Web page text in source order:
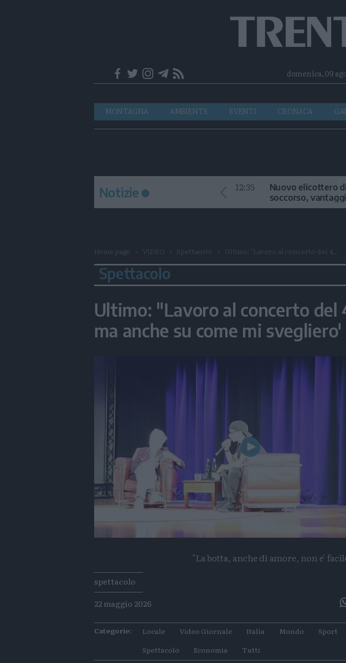
Telegram
RSS
domenica, 09
Navigazione
principale
MONTAGNA AMBIENTE EVENTI CRONACA
Notizie 12:35
Nuovo elicottero di
soccorso,
interventi in alta
Home page VIDEO Spettacolo Ultimo: "Lavoro al concerto del 4...
Spettacolo
Ultimo: "Lavoro al concerto del
ma anche su come mi
Play
Video
"La botta, anche di amore, non e'
Tags
spettacolo
22 maggio 2026
Categorie: Locale Video Giornale Italia Mondo Sport
Spettacolo
Economia Tutti